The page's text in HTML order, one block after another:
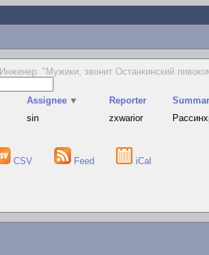
Инженер: "Мужики, звонит Останкинский
Assignee ▼ Reporter
sin zxwarior
CSV Feed iCal